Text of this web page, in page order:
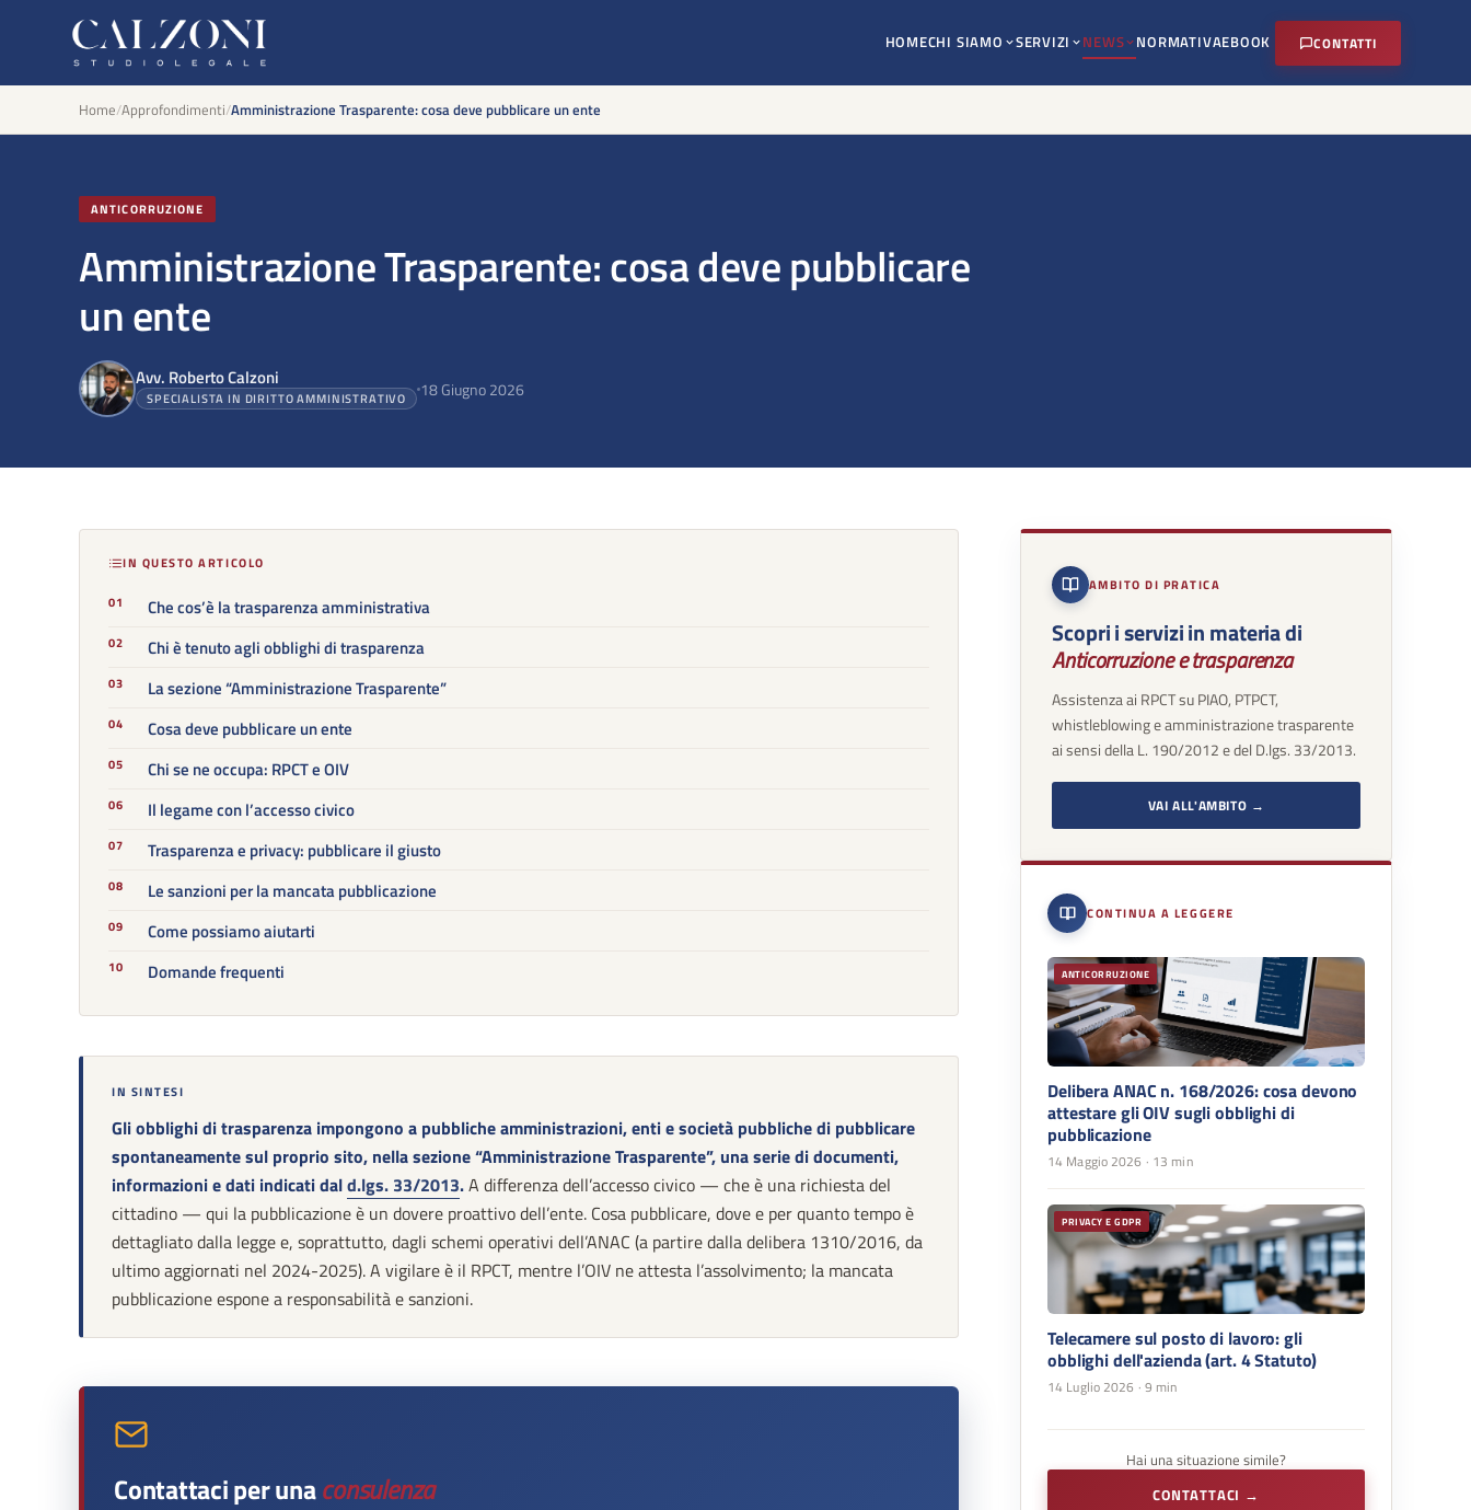
HOMECHI SIAMO SERVIZI NEWS NORMATIVAEBOOK CONTATTI
Home/Approfondimenti/Amministrazione Trasparente: cosa deve pubblicare un ente
ANTICORRUZIONE
Amministrazione Trasparente: cosa deve pubblicare
un ente
Avv. Roberto Calzoni
SPECIALISTA IN DIRITTO AMMINISTRATIVO 18 Giugno 2026
IN QUESTO ARTICOLO
Che cos’è la trasparenza amministrativa
Chi è tenuto agli obblighi di trasparenza
La sezione “Amministrazione Trasparente”
Cosa deve pubblicare un ente
Chi se ne occupa: RPCT e OIV
Il legame con l’accesso civico
Trasparenza e privacy: pubblicare il giusto
Le sanzioni per la mancata pubblicazione
Come possiamo aiutarti
Domande frequenti
IN SINTESI
Gli obblighi di trasparenza impongono a pubbliche amministrazioni, enti e società pubbliche di pubblicare
spontaneamente sul proprio sito, nella sezione “Amministrazione Trasparente”, una serie di documenti,
informazioni e dati indicati dald.lgs. 33/2013.A differenza dell’accesso civico — che è una richiesta del
cittadino — qui la pubblicazione è un dovere proattivo dell’ente. Cosa pubblicare, dove e per quanto tempo è
dettagliato dalla legge e, soprattutto, dagli schemi operativi dell’ANAC (a partire dalla delibera 1310/2016, da
ultimo aggiornati nel 2024-2025). A vigilare è il RPCT, mentre l’OIV ne attesta l’assolvimento; la mancata
pubblicazione espone a responsabilità e sanzioni.
Contattaci per unaconsulenza
AMBITO DI PRATICA
Scopri i servizi in materia di
Anticorruzione e trasparenza
Assistenza ai RPCT su PIAO, PTPCT,
whistleblowing e amministrazione trasparente
ai sensi della L. 190/2012 e del D.lgs. 33/2013.
VAI ALL'AMBITO →
CONTINUA A LEGGERE
ANTICORRUZIONE
Delibera ANAC n. 168/2026: cosa devono
attestare gli OIV sugli obblighi di
pubblicazione
14 Maggio 2026 · 13 min
PRIVACY E GDPR
Telecamere sul posto di lavoro: gli
obblighi dell'azienda (art. 4 Statuto)
14 Luglio 2026 · 9 min
Hai una situazione simile?
CONTATTACI →